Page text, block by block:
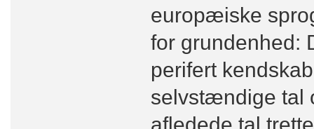
europæiske
for grundenhed:
perifert
selvstændige tal
afledede tal